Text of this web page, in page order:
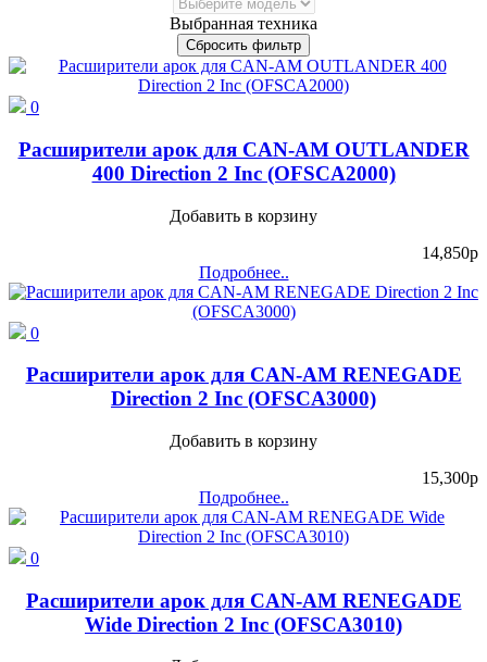
Выбранная техника
Сбросить фильтр
0
Расширители арок для CAN-AM OUTLANDER
400 Direction 2 Inc (OFSCA2000)
Добавить в корзину
14,850p
Подробнее..
0
Расширители арок для CAN-AM RENEGADE
Direction 2 Inc (OFSCA3000)
Добавить в корзину
15,300p
Подробнее..
0
Расширители арок для CAN-AM RENEGADE
Wide Direction 2 Inc (OFSCA3010)